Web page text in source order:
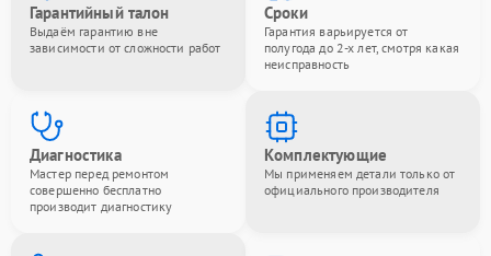
Гарантийный талон
Выдаём гарантию вне
зависимости от сложности работ
Сроки
Гарантия варьируется от
полугода до 2-х лет, смотря какая
неисправность
Диагностика
Мастер перед ремонтом
совершенно бесплатно
производит диагностику
Комплектующие
Мы применяем детали только от
официального производителя